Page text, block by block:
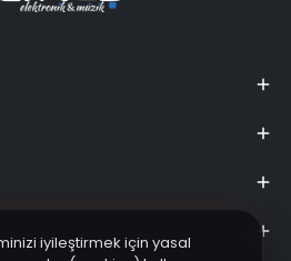
iyileştirmek için yasal